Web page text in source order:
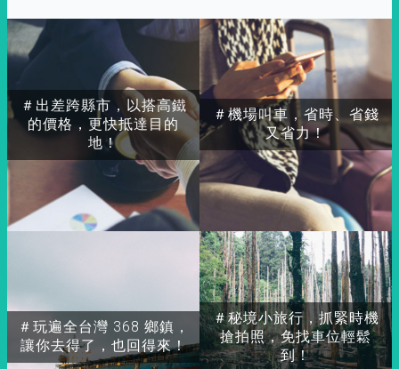
＃出差跨縣市，以搭高鐵
的價格，更快抵達目的
地！
＃玩遍全台灣 368 鄉鎮，
讓你去得了，也回得來！
＃秘境小旅行，抓緊時機
搶拍照，免找車位輕鬆
到！
＃機場叫車，省時、省錢
又省力！